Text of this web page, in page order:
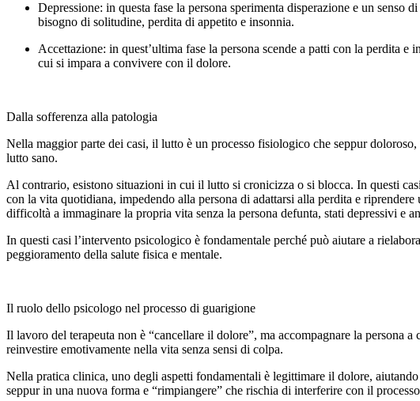
Depressione: in questa fase la persona sperimenta disperazione e un
bisogno di solitudine, perdita di appetito e insonnia.
Accettazione: in quest’ultima fase la persona scende a patti con la perdita
cui si impara a convivere con il dolore.
Dalla sofferenza alla patologia
Nella maggior parte dei casi, il lutto è un processo fisiologico che seppur
lutto sano.
Al contrario, esistono situazioni in cui il lutto si cronicizza o si blocca. In questi
con la vita quotidiana, impedendo alla persona di adattarsi alla perdita e
difficoltà a immaginare la propria vita senza la persona defunta, stati depressivi e
In questi casi l’intervento psicologico è fondamentale perché può aiutare a
peggioramento della salute fisica e mentale.
Il ruolo dello psicologo nel processo di guarigione
Il lavoro del terapeuta non è “cancellare il dolore”, ma accompagnare la persona
reinvestire emotivamente nella vita senza sensi di colpa.
Nella pratica clinica, uno degli aspetti fondamentali è legittimare il dolore,
seppur in una nuova forma e “rimpiangere” che rischia di interferire con il